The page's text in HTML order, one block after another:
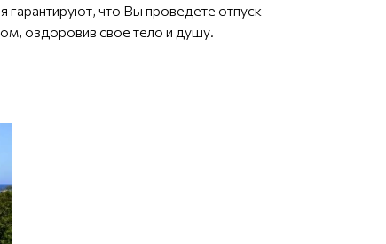
гарантируют, что Вы проведете отпуск
оздоровив свое тело и душу.